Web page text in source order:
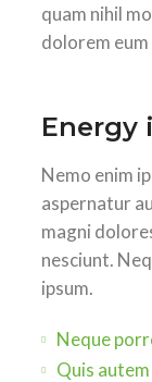
quam nihil
dolorem
Energy
Nemo enim
aspernatur
magni
nesciunt.
ipsum.
Neque
Quis